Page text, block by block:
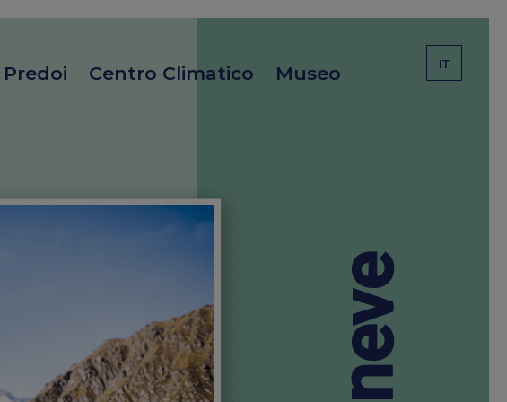
Predoi Centro Climatico Museo IT